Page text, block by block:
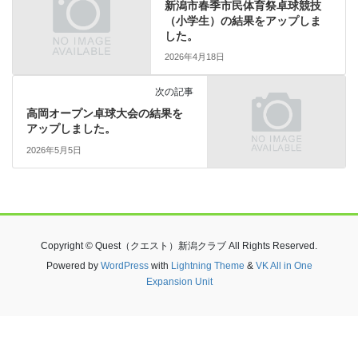
新潟市春季市民体育祭卓球競技
（小学生）の結果をアップしま
した。
2026年4月18日
次の記事
高岡オープン卓球大会の結果を
アップしました。
2026年5月5日
Copyright © Quest（クエスト）新潟クラブ All Rights Reserved.
Powered by WordPresswith Lightning Theme & VK All in One
Expansion Unit